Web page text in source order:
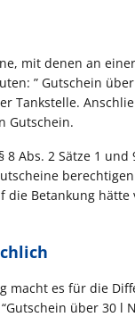
mit denen an
” Gutschein
Tankstelle.
Gutschein.
Abs. 2 Sätze 1
Betankung
macht es für die
über 30 l